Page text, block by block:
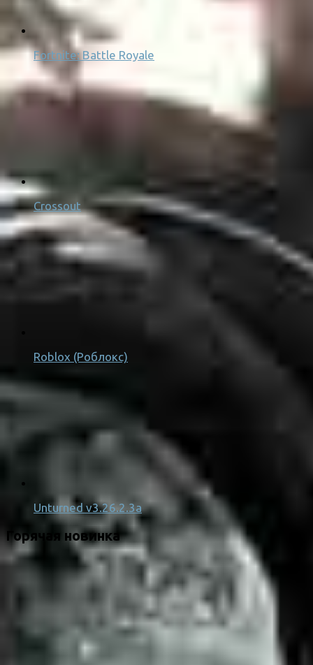
Fortnite: Battle Royale
Crossout
Roblox (Роблокс)
Unturned v3.26.2.3a
Горячая новинка